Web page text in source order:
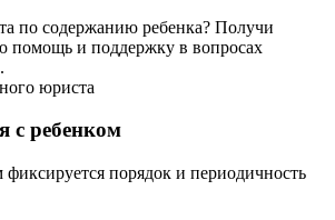
по содержанию ребенка? Получи
помощь и поддержку в вопросах
юриста
с ребенком
порядок и периодичность